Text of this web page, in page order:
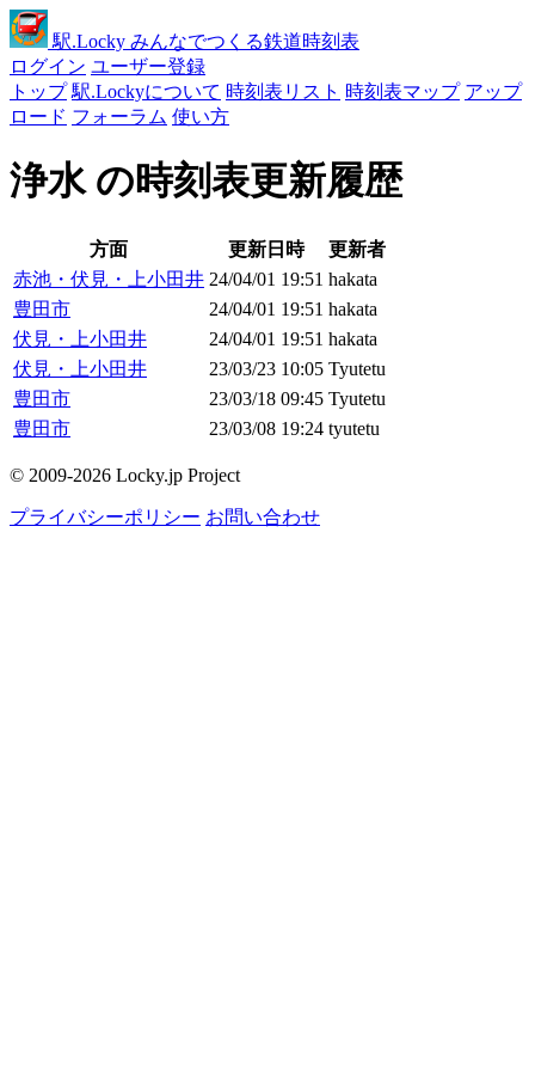
駅.Locky みんなでつくる鉄道時刻表
ログイン ユーザー登録
トップ 駅.Lockyについて 時刻表リスト 時刻表マップ アップ
ロード フォーラム 使い方
浄水 の時刻表更新履歴
方面 更新日時
更新者
赤池・伏見・上小田井 24/04/01 19:51 hakata
豊田市
24/04/01 19:51 hakata
伏見・上小田井
24/04/01 19:51 hakata
伏見・上小田井
23/03/23 10:05 Tyutetu
豊田市
23/03/18 09:45 Tyutetu
豊田市
23/03/08 19:24 tyutetu
© 2009-2026 Locky.jp Project
プライバシーポリシー お問い合わせ